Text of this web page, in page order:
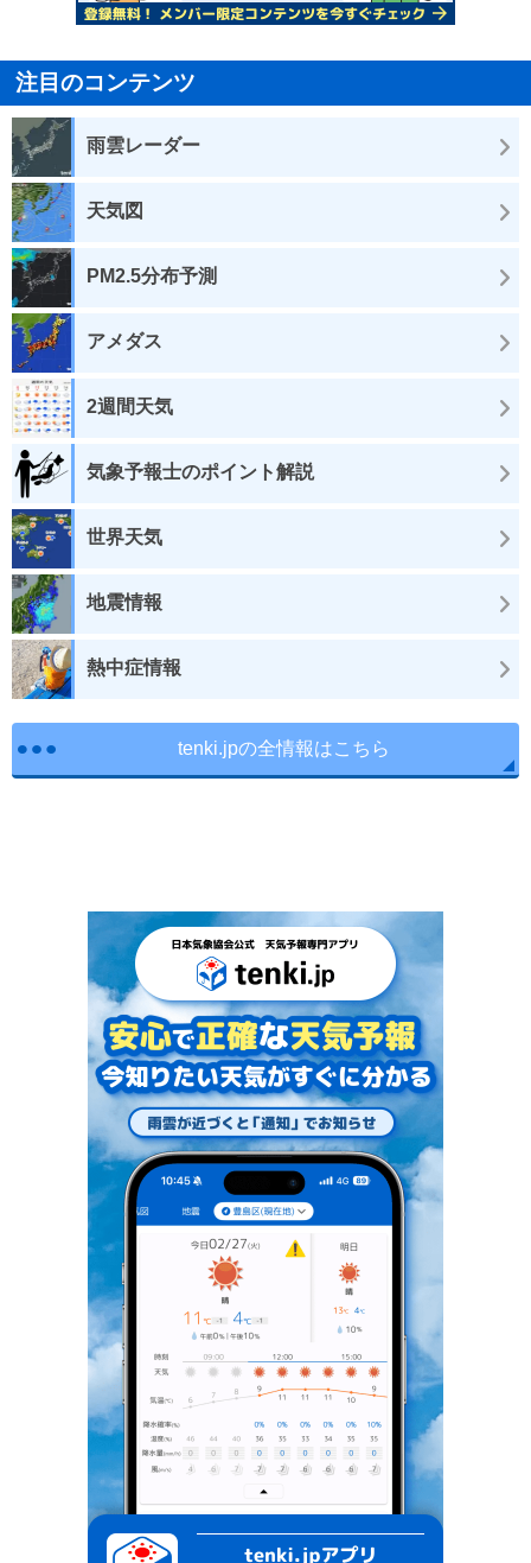
注目のコンテンツ
雨雲レーダー
天気図
PM2.5分布予測
アメダス
2週間天気
気象予報士のポイント解説
世界天気
地震情報
熱中症情報
tenki.jpの全情報はこちら